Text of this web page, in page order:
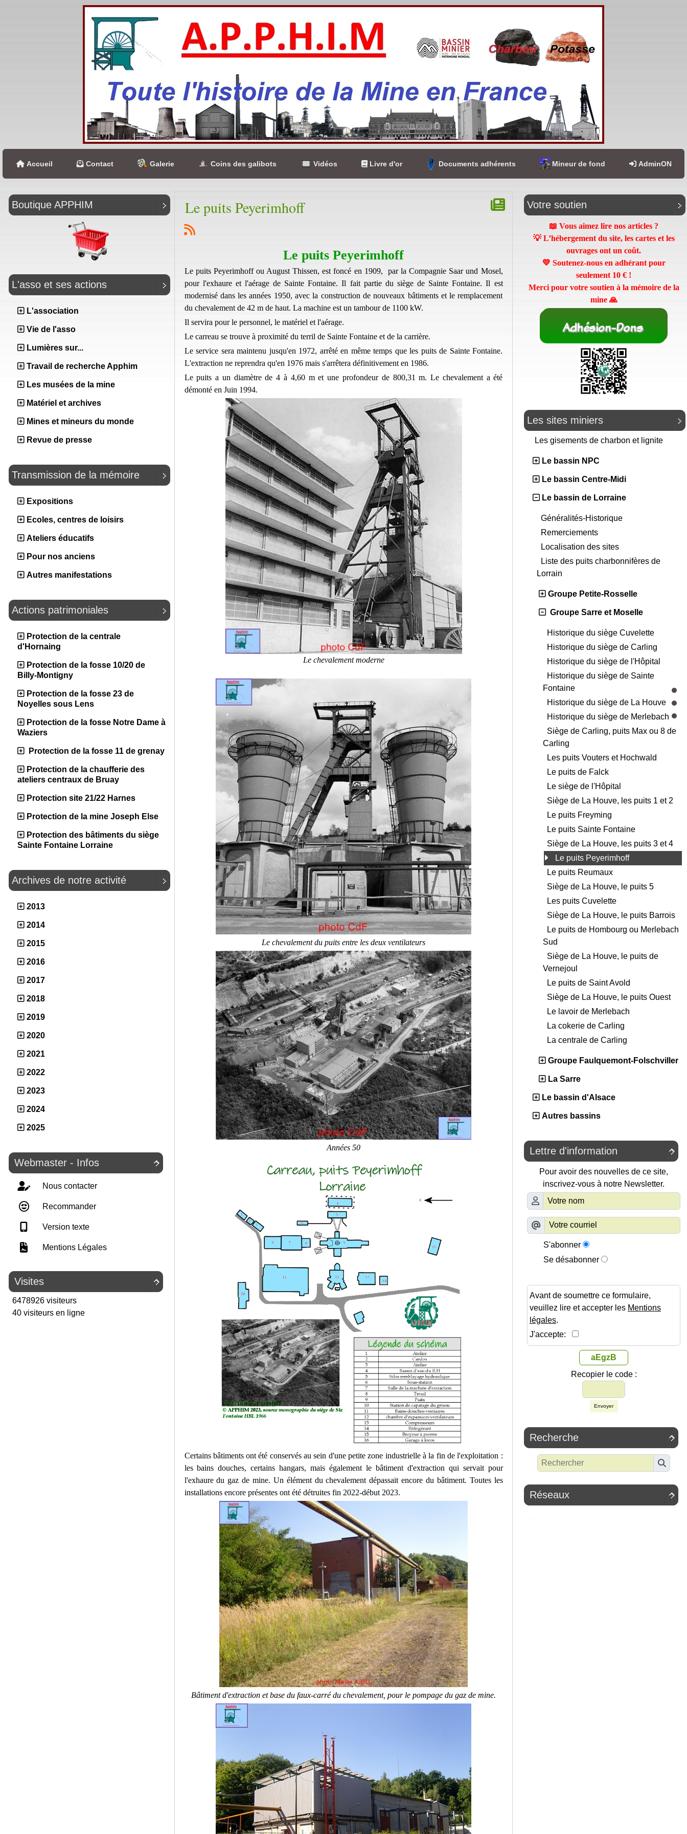
Accueil Contact Galerie Coins des galibots Vidéos Livre d'or Documents adhérents Mineur de fond AdminON
Boutique APPHIM
L'asso et ses actions
L'association
Vie de l'asso
Lumières sur...
Travail de recherche Apphim
Les musées de la mine
Matériel et archives
Mines et mineurs du monde
Revue de presse
Transmission de la mémoire
Expositions
Ecoles, centres de loisirs
Ateliers éducatifs
Pour nos anciens
Autres manifestations
Actions patrimoniales
Protection de la centrale
d'Hornaing
Protection de la fosse 10/20 de
Billy-Montigny
Protection de la fosse 23 de
Noyelles sous Lens
Protection de la fosse Notre Dame à
Waziers
Protection de la fosse 11 de grenay
Protection de la chaufferie des
ateliers centraux de Bruay
Protection site 21/22 Harnes
Protection de la mine Joseph Else
Protection des bâtiments du siège
Sainte Fontaine Lorraine
Archives de notre activité
2013
2014
2015
2016
2017
2018
2019
2020
2021
2022
2023
2024
2025

Webmaster - Infos
Nous contacter
Recommander
Version texte
Mentions Légales

Visites
6478926 visiteurs
40 visiteurs en ligne
Le puits Peyerimhoff
Le puits Peyerimhoff
Le puits Peyerimhoff ou August Thissen, est foncé en 1909, par la Compagnie Saar und Mosel,
pour l'exhaure et l'aérage de Sainte Fontaine. Il fait partie du siège de Sainte Fontaine. Il est
modernisé dans les années 1950, avec la construction de nouveaux bâtiments et le remplacement
du chevalement de 42 m de haut. La machine est un tambour de 1100 kW.
Il servira pour le personnel, le matériel et l'aérage.
Le carreau se trouve à proximité du terril de Sainte Fontaine et de la carrière.
Le service sera maintenu jusqu'en 1972, arrêté en même temps que les puits de Sainte Fontaine.
L'extraction ne reprendra qu'en 1976 mais s'arrêtera définitivement en 1986.
Le puits a un diamètre de 4 à 4,60 m et une profondeur de 800,31 m. Le chevalement a été
démonté en Juin 1994.
Le chevalement moderne
Le chevalement du puits entre les deux ventilateurs
Années 50
Certains bâtiments ont été conservés au sein d'une petite zone industrielle à la fin de l'exploitation :
les bains douches, certains hangars, mais également le bâtiment d'extraction qui servait pour
l'exhaure du gaz de mine. Un élément du chevalement dépassait encore du bâtiment. Toutes les
installations encore présentes ont été détruites fin 2022-début 2023.
Bâtiment d'extraction et base du faux-carré du chevalement, pour le pompage du gaz de mine.
Votre soutien
📖 Vous aimez lire nos articles ?
💡 L’hébergement du site, les cartes et les
ouvrages ont un coût.
💛 Soutenez-nous en adhérant pour
seulement 10 € !
Merci pour votre soutien à la mémoire de la
mine 🙏
Les sites miniers
Les gisements de charbon et lignite
Le bassin NPC
Le bassin Centre-Midi
Le bassin de Lorraine
Généralités-Historique
Remerciements
Localisation des sites
Liste des puits charbonnifères de
Lorrain
Groupe Petite-Rosselle
Groupe Sarre et Moselle
Historique du siège Cuvelette
Historique du siège de Carling
Historique du siège de l'Hôpital
Historique du siège de Sainte
Fontaine
Historique du siège de La Houve
Historique du siège de Merlebach
Siège de Carling, puits Max ou 8 de
Carling
Les puits Vouters et Hochwald
Le puits de Falck
Le siège de l'Hôpital
Siège de La Houve, les puits 1 et 2
Le puits Freyming
Le puits Sainte Fontaine
Siège de La Houve, les puits 3 et 4
Le puits Peyerimhoff
Le puits Reumaux
Siège de La Houve, le puits 5
Les puits Cuvelette
Siège de La Houve, le puits Barrois
Le puits de Hombourg ou Merlebach
Sud
Siège de La Houve, le puits de
Vernejoul
Le puits de Saint Avold
Siège de La Houve, le puits Ouest
Le lavoir de Merlebach
La cokerie de Carling
La centrale de Carling
Groupe Faulquemont-Folschviller
La Sarre
Le bassin d'Alsace
Autres bassins

Lettre d'information
Pour avoir des nouvelles de ce site,
inscrivez-vous à notre Newsletter.
S'abonner
Se désabonner
Avant de soumettre ce formulaire,
veuillez lire et accepter les Mentions
légales.
J'accepte:
aEgzB
Recopier le code :
Envoyer

Recherche

Réseaux